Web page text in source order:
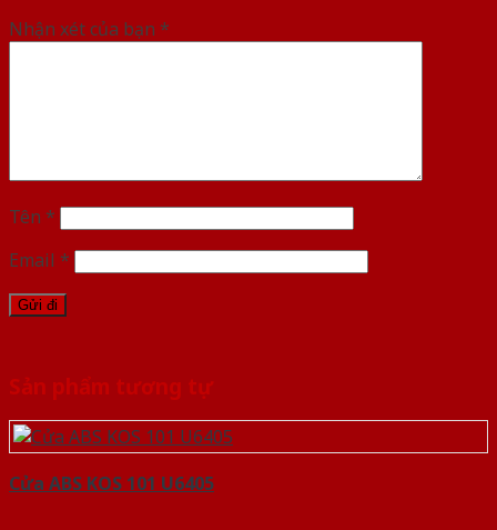
Nhận xét của bạn *
Tên *
Email *
Sản phẩm tương tự
Cửa ABS KOS 101 U6405